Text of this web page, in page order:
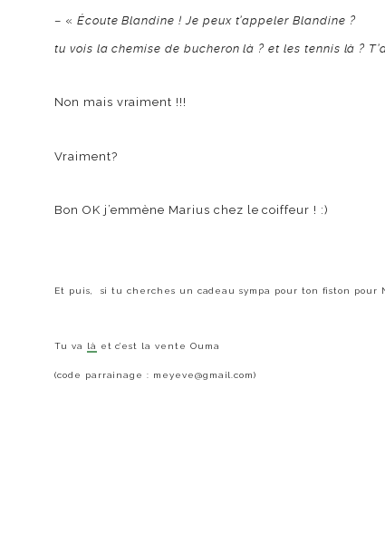
– « Écoute Blandine ! Je peux t’appeler Blandine ?
tu vois la chemise de bucheron là ? et les tennis là ?
Non mais vraiment !!!
Vraiment?
Bon OK j’emmène Marius chez le coiffeur ! :)
Et puis, si tu cherches un cadeau sympa pour ton fiston pour
Tu va là et c’est la vente Ouma
(code parrainage : meyeve@gmail.com)